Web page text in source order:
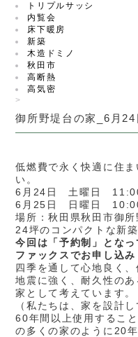
トリプルサッシ
内覧会
床下暖房
新築
木造ドミノ
秋田市
高断熱
高気密
>
御所野堤台の家_6月
低燃費で永く快適に住
い。
6月24日 土曜日
6月25日 日曜日
場所：秋田県秋田市御
24坪のコンパクトな新
今回は「予約制」とな
ファックスでお申し込み
四季を通して心地良く、
地震に強く、耐久性の
家として考えています。
（私たちは、家を設計
60年間以上使用するこ
の多くの家のように20